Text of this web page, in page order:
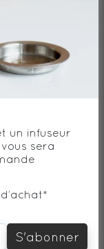
un infuseur
sera
S'abonner